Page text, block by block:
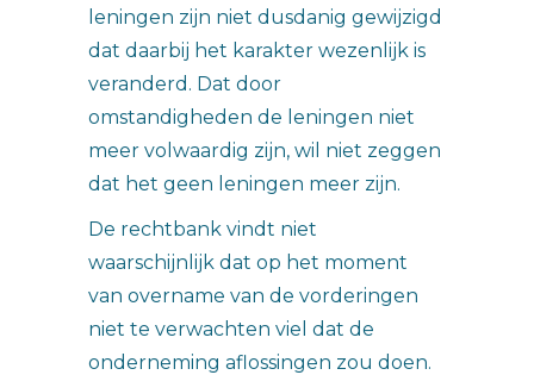
leningen zijn niet dusdanig gewijzigd
dat daarbij het karakter wezenlijk is
veranderd. Dat door
omstandigheden de leningen niet
meer volwaardig zijn, wil niet zeggen
dat het geen leningen meer zijn.
De rechtbank vindt niet
waarschijnlijk dat op het moment
van overname van de vorderingen
niet te verwachten viel dat de
onderneming aflossingen zou doen.